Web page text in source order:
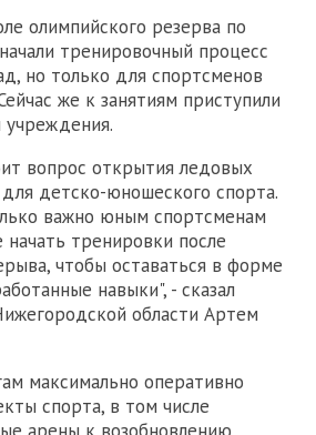
олимпийского резерва по
тренировочный процесс
но только для спортсменов
же к занятиям приступили
учреждения.
вопрос открытия ледовых
детско-юношеского спорта.
важно юным спортсменам
тренировки после
чтобы оставаться в форме
навыки", - сказал
области Артем
максимально оперативно
спорта, в том числе